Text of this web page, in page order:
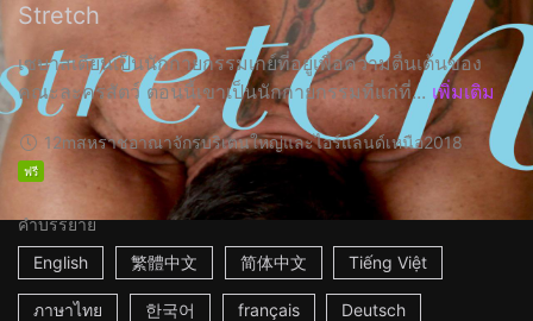
Stretch
เซบาสเตียนเป็นนักกายกรรมเกย์ที่อยู่เพื่อความตื่นเต้นของ
คณะละครสัตว์ ตอนนี้เขาเป็นนักกายกรรมที่แก่ที่... เพิ่มเติม
12mสหราชอาณาจักรบริเตนใหญ่และไอร์แลนด์เหนือ2018
ฟรี
คำบรรยาย
English
繁體中文 简体中文 Tiếng Việt
ภาษาไทย 한국어 français Deutsch